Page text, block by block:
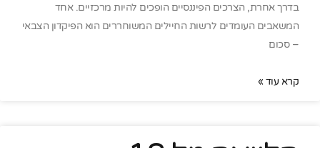
בדרך אחרת, הצרכים הפיננסיים הופכים להיות מרכזיים. אחד
המשאבים העומדים לרשות החיילים המשוחררים הוא הפיקדון הצבאי
– סכום
קרא עוד »